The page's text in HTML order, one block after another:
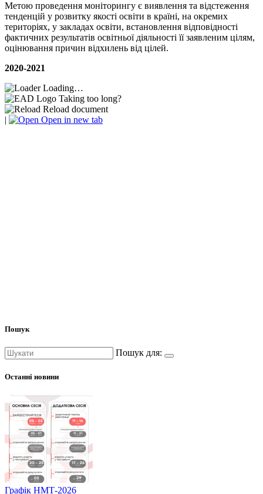
Метою проведення моніторингу є виявлення та відстеження
тенденцій у розвитку якості освіти в країні, на окремих
територіях, у закладах освіти, встановлення відповідності
фактичних результатів освітньої діяльності її заявленим цілям,
оцінювання причин відхилень від цілей.
2020-2021
Loading…
Taking too long?
Reload document
|
Open in new tab
Пошук
Пошук для:
Останні новини
Графік НМТ-2026